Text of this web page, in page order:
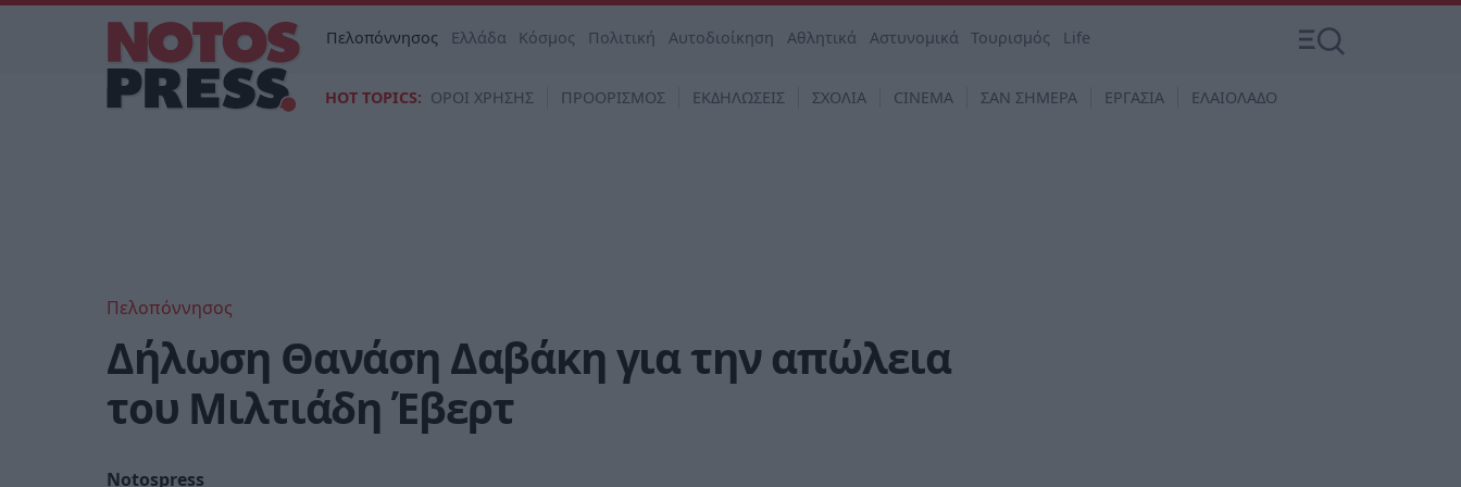
Πελοπόννησος Ελλάδα Κόσμος Πολιτική Αυτοδιοίκηση Αθλητικά Αστυνομικά Τουρισμός Life
HOT TOPICS: ΟΡΟΙ ΧΡΗΣΗΣ ΠΡΟΟΡΙΣΜΟΣ ΕΚΔΗΛΩΣΕΙΣ ΣΧΟΛΙΑ CINEMA ΣΑΝ ΣΗΜΕΡΑ ΕΡΓΑΣΙΑ ΕΛΑΙΟΛΑΔΟ
Πελοπόννησος
Δήλωση Θανάση Δαβάκη για την απώλεια
του Μιλτιάδη Έβερτ
Notospress